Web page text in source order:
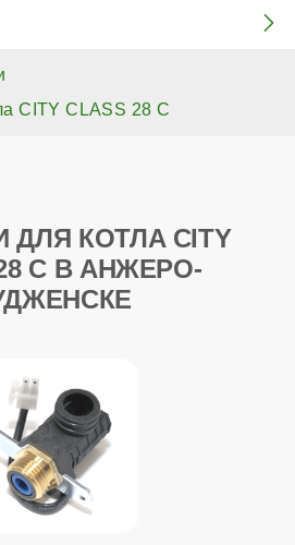
CITY CLASS 28 C
ДЛЯ КОТЛА CITY
C В АНЖЕРО-